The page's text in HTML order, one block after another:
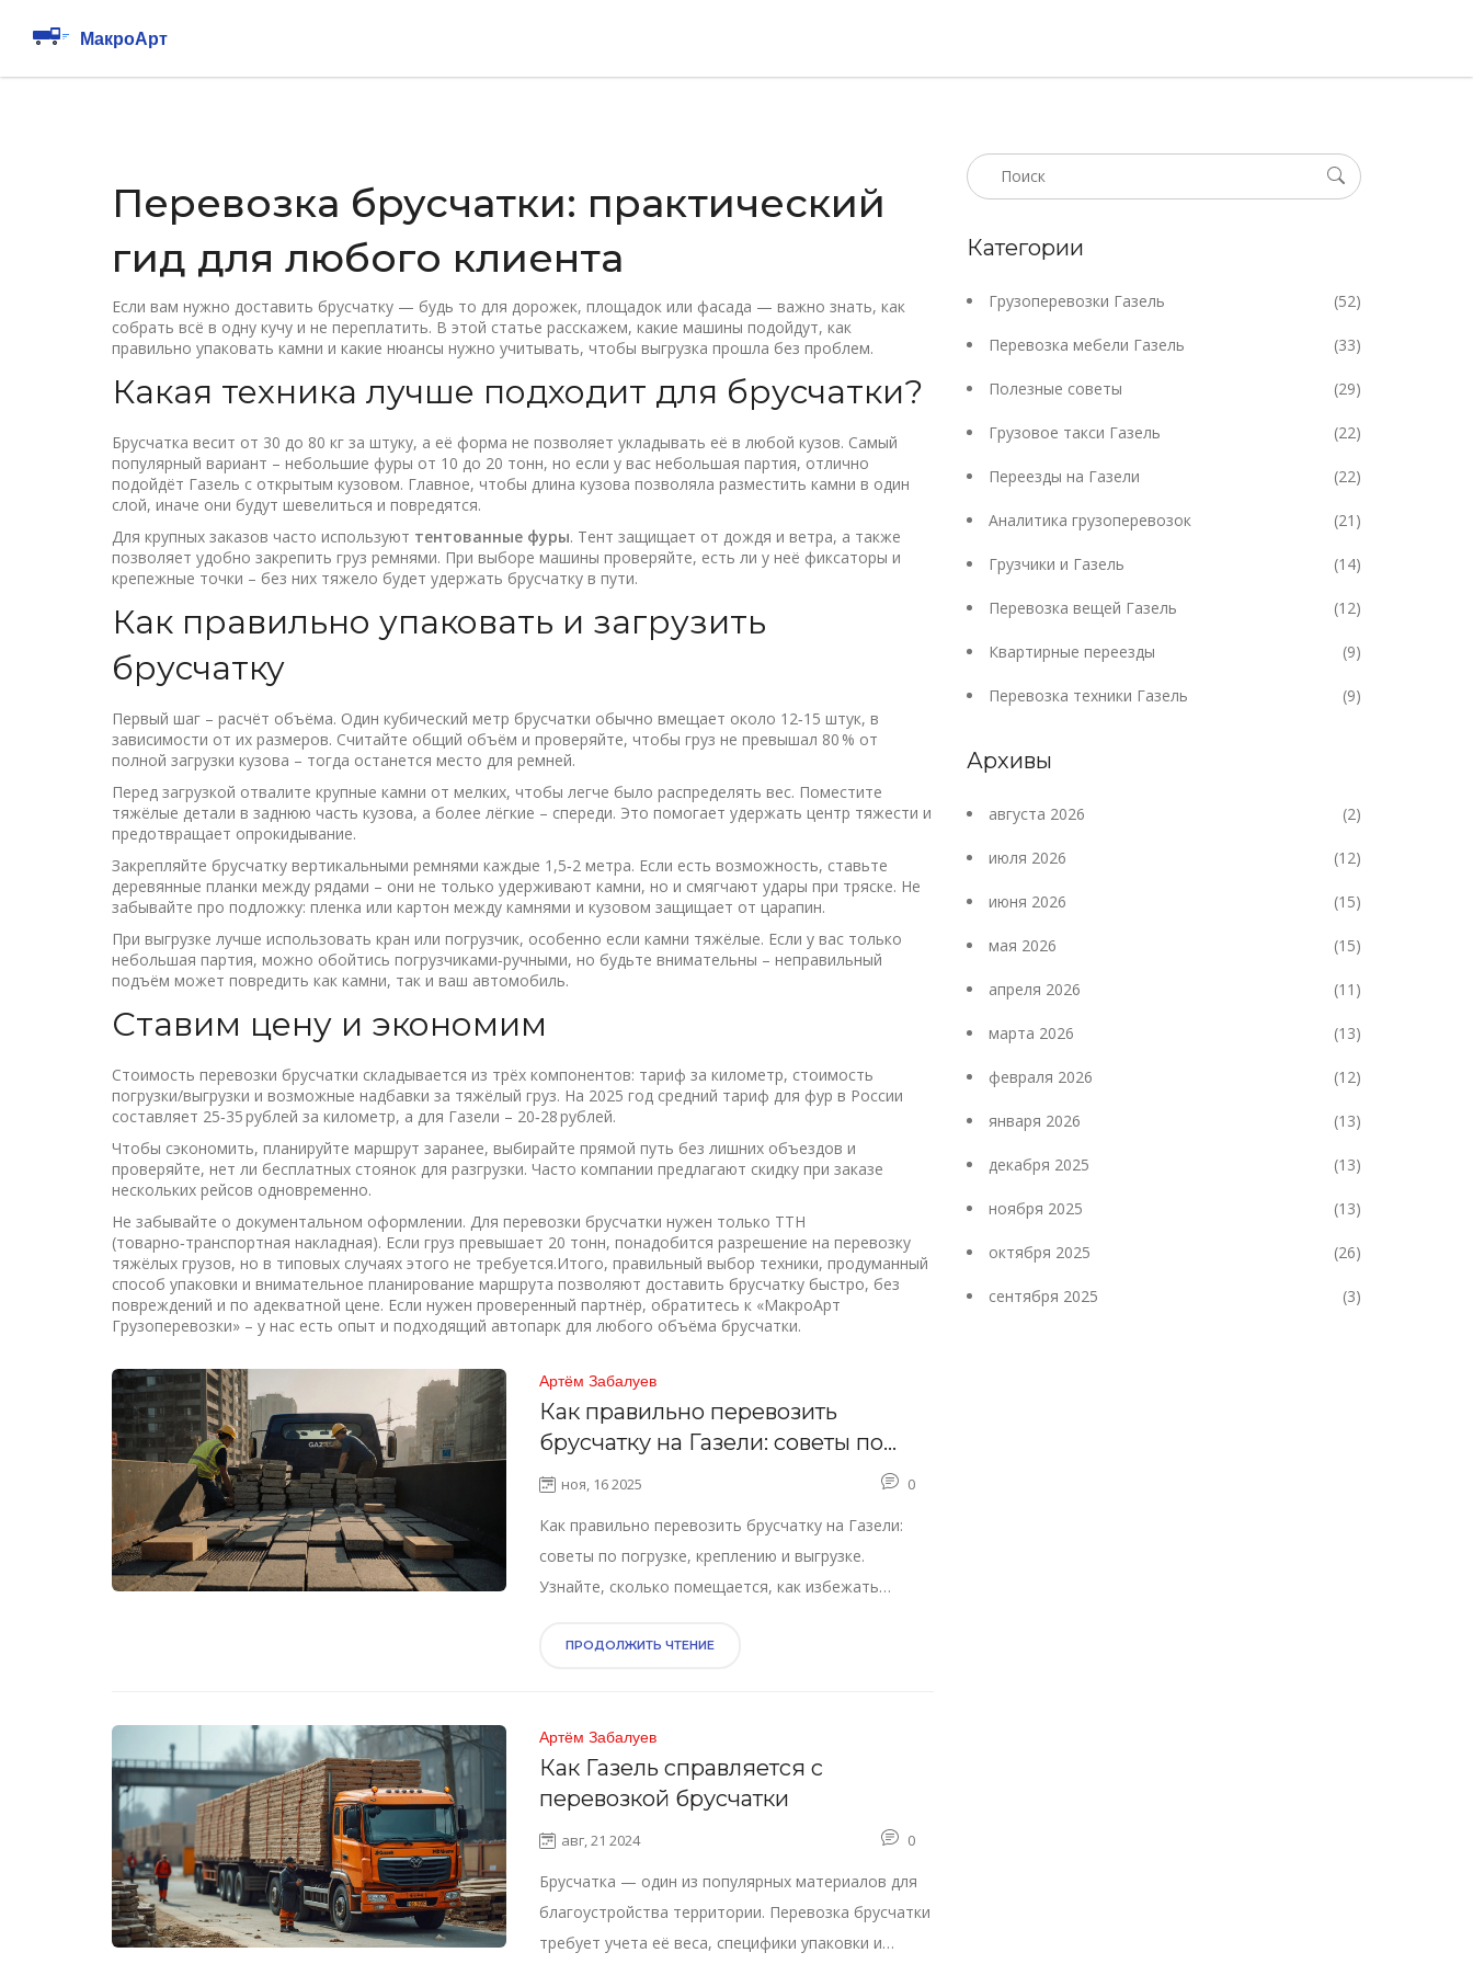
Перевозка брусчатки: практический
гид для любого клиента
Если вам нужно доставить брусчатку — будь то для дорожек, площадок или фасада — важно знать, как
собрать всё в одну кучу и не переплатить. В этой статье расскажем, какие машины подойдут, как
правильно упаковать камни и какие нюансы нужно учитывать, чтобы выгрузка прошла без проблем.
Какая техника лучше подходит для брусчатки?
Брусчатка весит от 30 до 80 кг за штуку, а её форма не позволяет укладывать её в любой кузов. Самый
популярный вариант – небольшие фуры от 10 до 20 тонн, но если у вас небольшая партия, отлично
подойдёт Газель с открытым кузовом. Главное, чтобы длина кузова позволяла разместить камни в один
слой, иначе они будут шевелиться и повредятся.
Для крупных заказов часто используют тентованные фуры. Тент защищает от дождя и ветра, а также
позволяет удобно закрепить груз ремнями. При выборе машины проверяйте, есть ли у неё фиксаторы и
крепежные точки – без них тяжело будет удержать брусчатку в пути.
Как правильно упаковать и загрузить
брусчатку
Первый шаг – расчёт объёма. Один кубический метр брусчатки обычно вмещает около 12‑15 штук, в
зависимости от их размеров. Считайте общий объём и проверяйте, чтобы груз не превышал 80 % от
полной загрузки кузова – тогда останется место для ремней.
Перед загрузкой отвалите крупные камни от мелких, чтобы легче было распределять вес. Поместите
тяжёлые детали в заднюю часть кузова, а более лёгкие – спереди. Это помогает удержать центр тяжести и
предотвращает опрокидывание.
Закрепляйте брусчатку вертикальными ремнями каждые 1,5‑2 метра. Если есть возможность, ставьте
деревянные планки между рядами – они не только удерживают камни, но и смягчают удары при тряске. Не
забывайте про подложку: пленка или картон между камнями и кузовом защищает от царапин.
При выгрузке лучше использовать кран или погрузчик, особенно если камни тяжёлые. Если у вас только
небольшая партия, можно обойтись погрузчиками‑ручными, но будьте внимательны – неправильный
подъём может повредить как камни, так и ваш автомобиль.
Ставим цену и экономим
Стоимость перевозки брусчатки складывается из трёх компонентов: тариф за километр, стоимость
погрузки/выгрузки и возможные надбавки за тяжёлый груз. На 2025 год средний тариф для фур в России
составляет 25‑35 рублей за километр, а для Газели – 20‑28 рублей.
Чтобы сэкономить, планируйте маршрут заранее, выбирайте прямой путь без лишних объездов и
проверяйте, нет ли бесплатных стоянок для разгрузки. Часто компании предлагают скидку при заказе
нескольких рейсов одновременно.
Не забывайте о документальном оформлении. Для перевозки брусчатки нужен только ТТН
(товарно‑транспортная накладная). Если груз превышает 20 тонн, понадобится разрешение на перевозку
тяжёлых грузов, но в типовых случаях этого не требуется.Итого, правильный выбор техники, продуманный
способ упаковки и внимательное планирование маршрута позволяют доставить брусчатку быстро, без
повреждений и по адекватной цене. Если нужен проверенный партнёр, обратитесь к «МакроАрт
Грузоперевозки» – у нас есть опыт и подходящий автопарк для любого объёма брусчатки.
Артём Забалуев
Как правильно перевозить
брусчатку на Газели: советы по
погрузке, креплению и
ноя, 16 2025 0
Как правильно перевозить брусчатку на Газели:
советы по погрузке, креплению и выгрузке.
Узнайте, сколько помещается, как избежать
ПРОДОЛЖИТЬ ЧТЕНИЕ
Артём Забалуев
Как Газель справляется с
перевозкой брусчатки
авг, 21 2024 0
Брусчатка — один из популярных материалов для
благоустройства территории. Перевозка брусчатки
требует учета её веса, специфики упаковки и
Категории
Грузоперевозки Газель (52)
Перевозка мебели Газель (33)
Полезные советы (29)
Грузовое такси Газель (22)
Переезды на Газели (22)
Аналитика грузоперевозок (21)
Грузчики и Газель (14)
Перевозка вещей Газель (12)
Квартирные переезды (9)
Перевозка техники Газель (9)
Архивы
августа 2026 (2)
июля 2026 (12)
июня 2026 (15)
мая 2026 (15)
апреля 2026 (11)
марта 2026 (13)
февраля 2026 (12)
января 2026 (13)
декабря 2025 (13)
ноября 2025 (13)
октября 2025 (26)
сентября 2025 (3)